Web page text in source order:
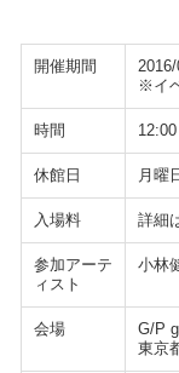
開催期間
※イ
時間
休館日 月曜
入場料 詳細
参加アーテ
ィスト
小林
会場
G/P
東京